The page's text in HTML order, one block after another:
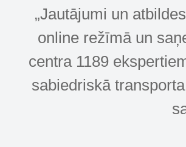
„Jautājumi un
online režīmā un
centra 1189
sabiedriskā